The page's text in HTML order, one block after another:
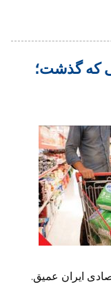
که گذشت؛
ایران عمیق.